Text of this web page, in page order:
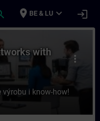
place BE & LU expand_more login
Networks
more_vert
with
i know-how!